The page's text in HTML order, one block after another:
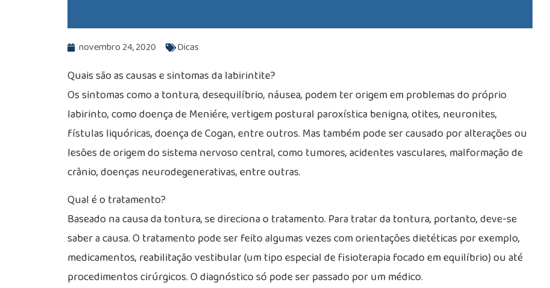
novembro 24, 2020 Dicas
Quais são as causas e sintomas da labirintite?
Os sintomas como a tontura, desequilíbrio, náusea, podem ter origem em problemas do próprio
labirinto, como doença de Meniére, vertigem postural paroxística benigna, otites, neuronites,
fístulas liquóricas, doença de Cogan, entre outros. Mas também pode ser causado por alterações ou
lesões de origem do sistema nervoso central, como tumores, acidentes vasculares, malformação de
crânio, doenças neurodegenerativas, entre outras.
Qual é o tratamento?
Baseado na causa da tontura, se direciona o tratamento. Para tratar da tontura, portanto, deve-se
saber a causa. O tratamento pode ser feito algumas vezes com orientações dietéticas por exemplo,
medicamentos, reabilitação vestibular (um tipo especial de fisioterapia focado em equilíbrio) ou até
procedimentos cirúrgicos. O diagnóstico só pode ser passado por um médico.